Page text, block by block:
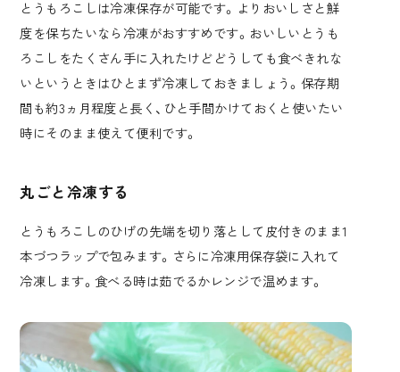
とうもろこしは冷凍保存が可能です。よりおいしさと鮮
度を保ちたいなら冷凍がおすすめです。おいしいとうも
ろこしをたくさん手に入れたけどどうしても食べきれな
いというときはひとまず冷凍しておきましょう。保存期
間も約3ヵ月程度と長く、ひと手間かけておくと使いたい
時にそのまま使えて便利です。
丸ごと冷凍する
とうもろこしのひげの先端を切り落として皮付きのまま1
本づつラップで包みます。さらに冷凍用保存袋に入れて
冷凍します。食べる時は茹でるかレンジで温めます。